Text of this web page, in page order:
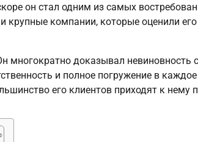
он стал одним из самых
крупные компании, которые оценили его
многократно доказывал невиновность
и полное погружение в
его клиентов приходят к нему